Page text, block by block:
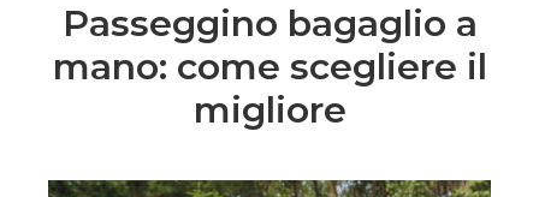
Passeggino bagaglio a
mano: come scegliere il
migliore